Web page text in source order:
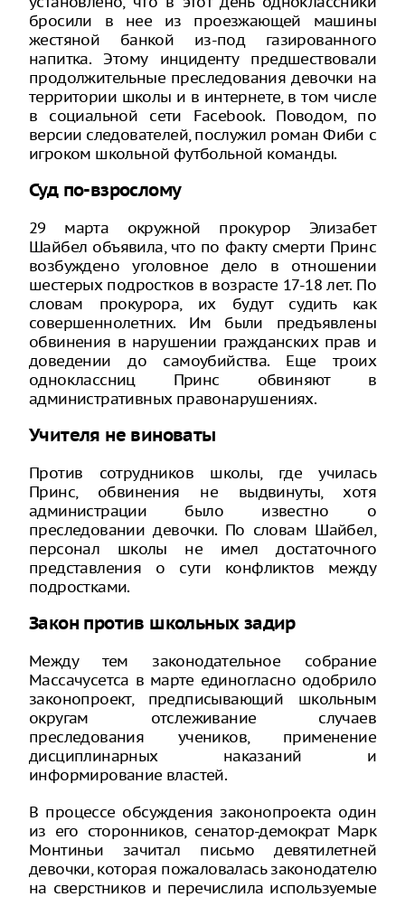
бросили в нее из проезжающей машины
жестяной банкой из-под газированного
напитка. Этому инциденту предшествовали
продолжительные преследования девочки на
территории школы и в интернете, в том числе
в социальной сети Facebook. Поводом, по
версии следователей, послужил роман Фиби с
игроком школьной футбольной команды.
Суд по-взрослому
29 марта окружной прокурор Элизабет
Шайбел объявила, что по факту смерти Принс
возбуждено уголовное дело в отношении
шестерых подростков в возрасте 17-18 лет. По
словам прокурора, их будут судить как
совершеннолетних. Им были предъявлены
обвинения в нарушении гражданских прав и
доведении до самоубийства. Еще троих
одноклассниц Принс обвиняют в
административных правонарушениях.
Учителя не виноваты
Против сотрудников школы, где училась
Принс, обвинения не выдвинуты, хотя
администрации было известно о
преследовании девочки. По словам Шайбел,
персонал школы не имел достаточного
представления о сути конфликтов между
подростками.
Закон против школьных задир
Между тем законодательное собрание
Массачусетса в марте единогласно одобрило
законопроект, предписывающий школьным
округам отслеживание случаев
преследования учеников, применение
дисциплинарных наказаний и
информирование властей.
В процессе обсуждения законопроекта один
из его сторонников, сенатор-демократ Марк
Монтиньи зачитал письмо девятилетней
девочки, которая пожаловалась законодателю
на сверстников и перечислила используемые